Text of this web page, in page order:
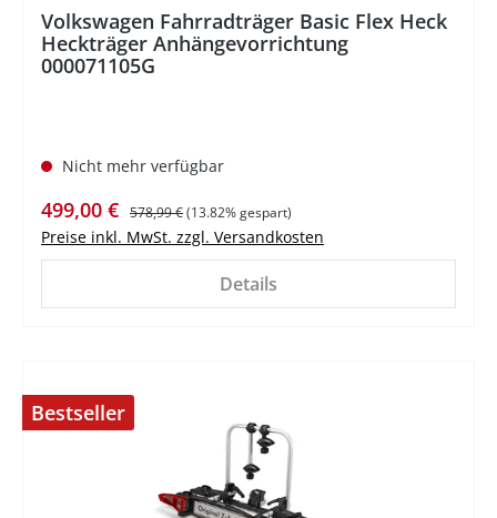
Volkswagen Fahrradträger Basic Flex Heck
Heckträger Anhängevorrichtung
000071105G
Nicht mehr verfügbar
Verkaufspreis:
499,00 € Regulärer Preis:
578,99 €(13.82% gespart)
Preise inkl. MwSt. zzgl. Versandkosten
Details
Bestseller